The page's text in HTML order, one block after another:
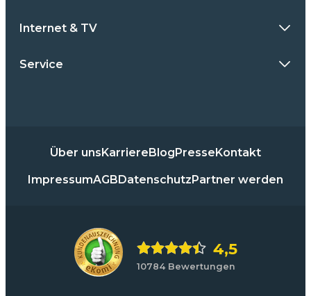
Internet & TV
Service
Über uns Karriere Blog Presse Kontakt
ImpressumAGB Datenschutz Partner werden
4,5
10784 Bewertungen